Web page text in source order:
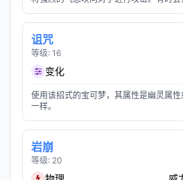
诅咒
等级: 16
变化
使用该招式的宝可梦，其属性是幽灵属
一样。
岩崩
等级: 20